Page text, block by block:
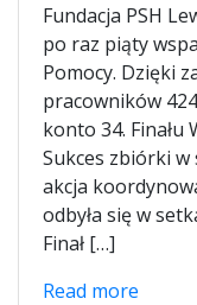
Fundacja PSH
po raz piąty
Pomocy. Dzięki
pracowników
konto 34. Finału
Sukces zbiórki
akcja
odbyła się w
Finał […]
Read more